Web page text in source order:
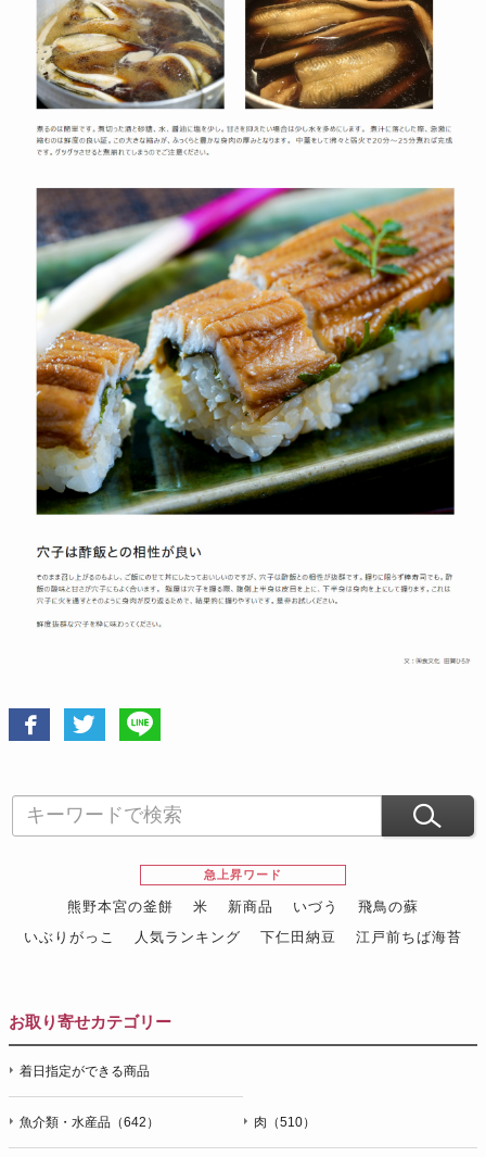
急上昇ワード
熊野本宮の釜餅 米 新商品 いづう
飛鳥の蘇
いぶりがっこ
人気ランキング 下仁田納豆
江戸前ちば海苔
お取り寄せカテゴリー
着日指定ができる商品
魚介類・水産品（642） 肉（510）